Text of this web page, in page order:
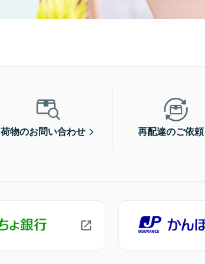
荷物のお問い合わせ 再配達のご依頼